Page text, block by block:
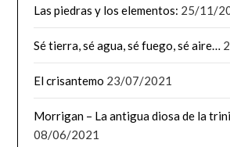
Las piedras y los elementos: 25/11/
Sé tierra, sé agua, sé fuego, sé aire…
El crisantemo 23/07/2021
Morrigan – La antigua diosa de la
08/06/2021